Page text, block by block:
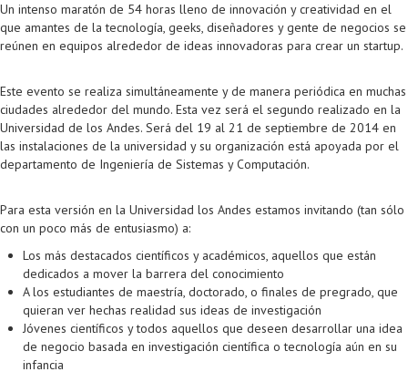
Un intenso maratón de 54 horas lleno de innovación y creatividad en el
que amantes de la tecnología, geeks, diseñadores y gente de negocios se
reúnen en equipos alrededor de ideas innovadoras para crear un startup.
Este evento se realiza simultáneamente y de manera periódica en muchas
ciudades alrededor del mundo. Esta vez será el segundo realizado en la
Universidad de los Andes. Será del 19 al 21 de septiembre de 2014 en
las instalaciones de la universidad y su organización está apoyada por el
departamento de Ingeniería de Sistemas y Computación.
Para esta versión en la Universidad los Andes estamos invitando (tan sólo
con un poco más de entusiasmo) a:
Los más destacados científicos y académicos, aquellos que están
dedicados a mover la barrera del conocimiento
A los estudiantes de maestría, doctorado, o finales de pregrado, que
quieran ver hechas realidad sus ideas de investigación
Jóvenes científicos y todos aquellos que deseen desarrollar una idea
de negocio basada en investigación científica o tecnología aún en su
infancia